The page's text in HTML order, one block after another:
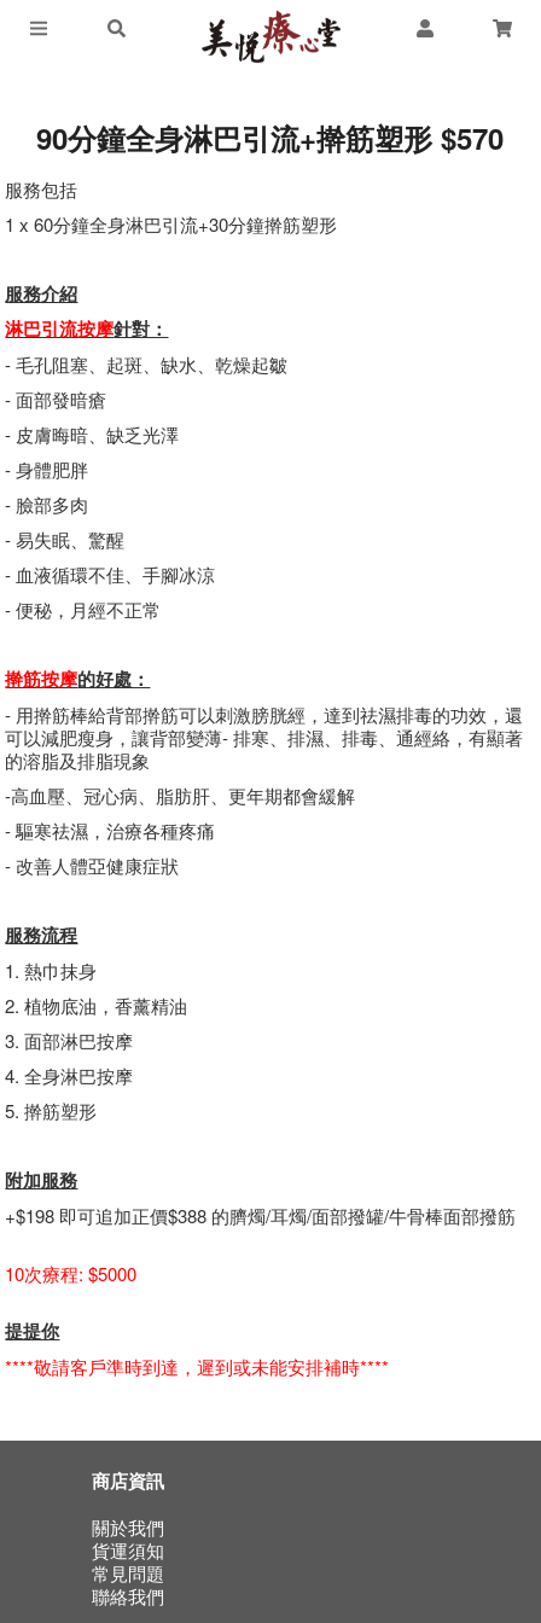
90分鐘全身淋巴引流+擀筋塑形 $570
服務包括
1 x 60分鐘全身淋巴引流+30分鐘擀筋塑形
服務介紹
淋巴引流按摩針對：
- 毛孔阻塞、起斑、缺水、乾燥起皺
- 面部發暗瘡
- 皮膚晦暗、缺乏光澤
- 身體肥胖
- 臉部多肉
- 易失眠、驚醒
- 血液循環不佳、手腳冰涼
- 便秘，月經不正常
擀筋按摩的好處：
- 用擀筋棒給背部擀筋可以刺激膀胱經，達到祛濕排毒的功效，還
可以減肥瘦身，讓背部變薄- 排寒、排濕、排毒、通經絡，有顯著
的溶脂及排脂現象
-高血壓、冠心病、脂肪肝、更年期都會緩解
- 驅寒祛濕，治療各種疼痛
- 改善人體亞健康症狀
服務流程
1. 熱巾抹身
2. 植物底油，香薰精油
3. 面部淋巴按摩
4. 全身淋巴按摩
5. 擀筋塑形
附加服務
+$198 即可追加正價$388 的臍燭/耳燭/面部撥罐/牛骨棒面部撥筋
10次療程: $5000
提提你
****敬請客戶準時到達，遲到或未能安排補時****
商店資訊
關於我們
貨運須知
常見問題
聯絡我們